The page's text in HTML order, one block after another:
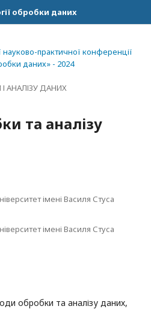
обробки даних
науково-практичної конференції
даних» - 2024
АНАЛІЗУ ДАНИХ
та аналізу
імені Василя Стуса
імені Василя Стуса
обробки та аналізу даних,